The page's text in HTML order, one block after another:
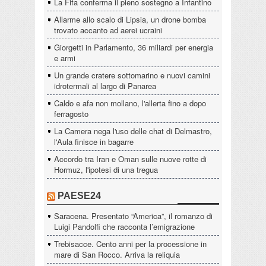
La Fifa conferma il pieno sostegno a Infantino
Allarme allo scalo di Lipsia, un drone bomba
trovato accanto ad aerei ucraini
Giorgetti in Parlamento, 36 miliardi per energia
e armi
Un grande cratere sottomarino e nuovi camini
idrotermali al largo di Panarea
Caldo e afa non mollano, l'allerta fino a dopo
ferragosto
La Camera nega l'uso delle chat di Delmastro,
l'Aula finisce in bagarre
Accordo tra Iran e Oman sulle nuove rotte di
Hormuz, l'ipotesi di una tregua
PAESE24
Saracena. Presentato “America”, il romanzo di
Luigi Pandolfi che racconta l’emigrazione
Trebisacce. Cento anni per la processione in
mare di San Rocco. Arriva la reliquia